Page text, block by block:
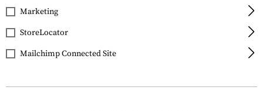
Marketing
StoreLocator
Mailchimp Connected Site